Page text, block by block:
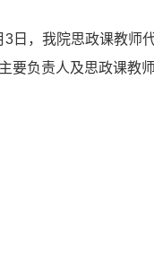
日，我院思政课教师
要负责人及思政课教